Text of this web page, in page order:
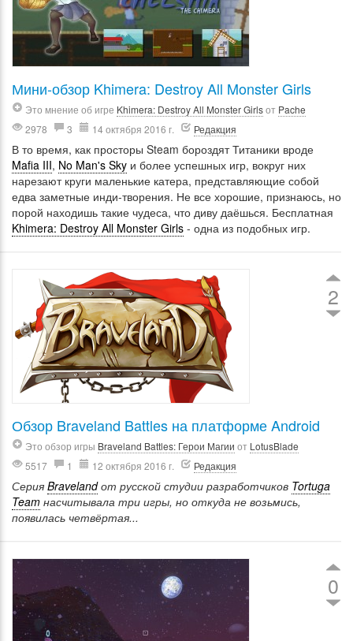
Мини-обзор Khimera: Destroy All Monster Girls
Это мнение об игре Khimera: Destroy All Monster Girlsот Pache
2978
3 14 октября 2016 г. Редакция
В то время, как просторы Steam бороздят Титаники вроде
Mafia III, No Man's Sky и более успешных игр, вокруг них
нарезают круги маленькие катера, представляющие собой
едва заметные инди-творения. Не все хорошие, признаюсь, но
порой находишь такие чудеса, что диву даёшься. Бесплатная
Khimera: Destroy All Monster Girls - одна из подобных игр.
2
Обзор Braveland Battles на платформе Android
Это обзор игры Braveland Battles: Герои Магии от LotusBlade
5517
1 12 октября 2016 г. Редакция
Серия Bravelandот русской студии разработчиков Tortuga
Team насчитывала три игры, но откуда не возьмись,
появилась четвёртая...
0